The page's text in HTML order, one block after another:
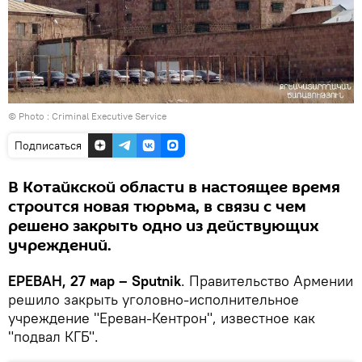
© Photo : Criminal Executive Service
Подписаться
В Котайкской области в настоящее время
строится новая тюрьма, в связи с чем
решено закрыть одно из действующих
учреждений.
ЕРЕВАН, 27 мар – Sputnik. Правительство Армении
решило закрыть уголовно-исполнительное
учреждение "Ереван-Кентрон", известное как
"подвал КГБ".